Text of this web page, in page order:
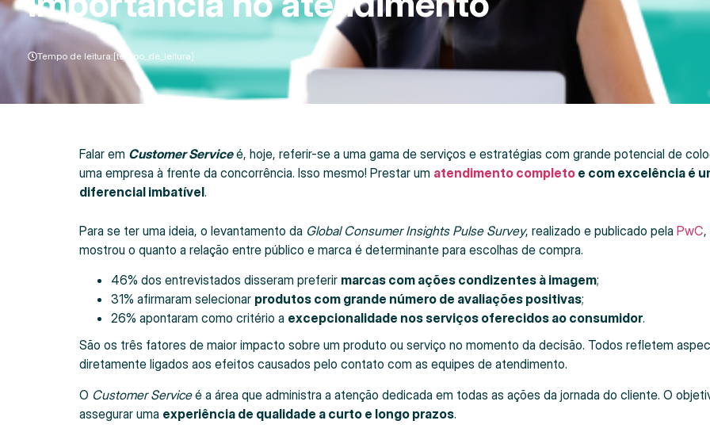
Tempo de leitura:[tempo_de_leitura]
Falar em Customer Serviceé, hoje, referir-se a uma gama de serviços e estratégias com grande potencial de
uma empresa à frente da concorrência. Isso mesmo! Prestar um atendimento completo e com excelência é
diferencial imbatível.
Para se ter uma ideia, o levantamento da Global Consumer Insights Pulse Survey, realizado e publicado pela PwC,
mostrou o quanto a relação entre público e marca é determinante para escolhas de compra.
46% dos entrevistados disseram preferir marcas com ações condizentes à imagem;
31% afirmaram selecionar produtos com grande número de avaliações positivas;
26% apontaram como critério a excepcionalidade nos serviços oferecidos ao consumidor.
São os três fatores de maior impacto sobre um produto ou serviço no momento da decisão. Todos refletem
diretamente ligados aos efeitos causados pelo contato com as equipes de atendimento.
O Customer Serviceé a área que administra a atenção dedicada em todas as ações da jornada do cliente. O
assegurar uma experiência de qualidade a curto e longo prazos.